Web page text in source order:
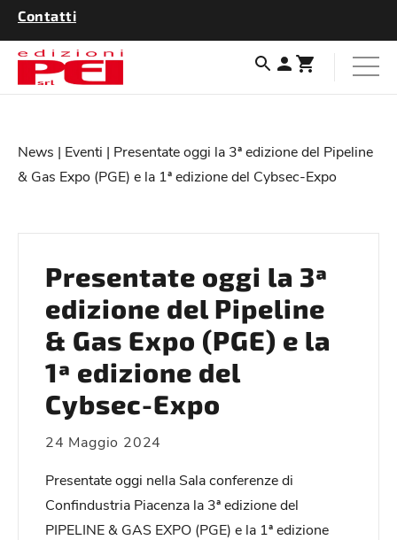
Contatti
News | Eventi | Presentate oggi la 3ª edizione del Pipeline
& Gas Expo (PGE) e la 1ª edizione del Cybsec-Expo
Presentate oggi la 3ª
edizione del Pipeline
& Gas Expo (PGE) e la
1ª edizione del
Cybsec-Expo
24 Maggio 2024
Presentate oggi nella Sala conferenze di
Confindustria Piacenza la 3ª edizione del
PIPELINE & GAS EXPO (PGE) e la 1ª edizione